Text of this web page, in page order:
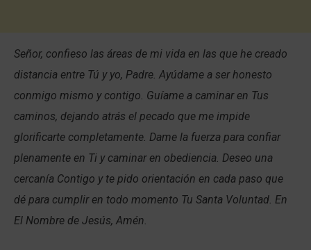
Señor, confieso las áreas de mi vida en las que he creado
distancia entre Tú y yo, Padre. Ayúdame a ser honesto
conmigo mismo y contigo. Guíame a caminar en Tus
caminos, dejando atrás el pecado que me impide
glorificarte completamente. Dame la fuerza para confiar
plenamente en Ti y caminar en obediencia. Deseo una
cercanía Contigo y te pido orientación en cada paso que
dé para cumplir en todo momento Tu Santa Voluntad. En
El Nombre de Jesús, Amén.